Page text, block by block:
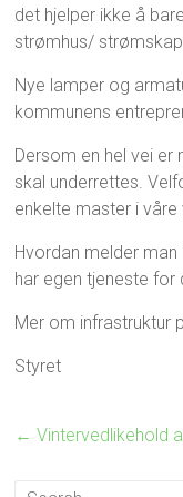
det hjelper ikke å
strømhus/
Nye lamper og
kommunens
Dersom en hel vei
skal underrettes.
enkelte master i våre
Hvordan melder
har egen tjeneste for
Mer om infrastruktur
Styret
← Vintervedlikehold